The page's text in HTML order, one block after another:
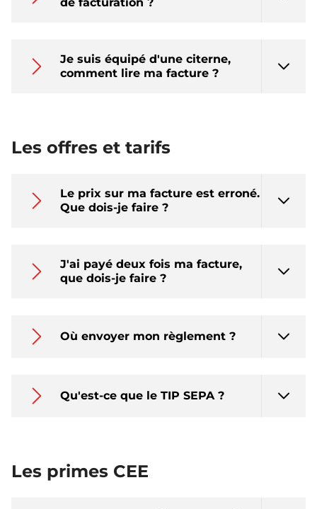
Je suis équipé d'une citerne,
comment lire ma facture ?
Les offres et tarifs
Le prix sur ma facture est erroné.
Que dois-je faire ?
J'ai payé deux fois ma facture,
que dois-je faire ?
Où envoyer mon règlement ?
Qu'est-ce que le TIP SEPA ?
Les primes CEE